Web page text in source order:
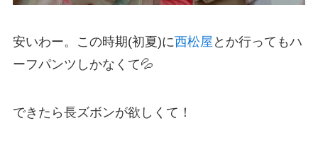
安いわー。この時期(初夏)に西松屋 とか行ってもハ
ーフパンツしかなくて💦
できたら長ズボンが欲しくて！